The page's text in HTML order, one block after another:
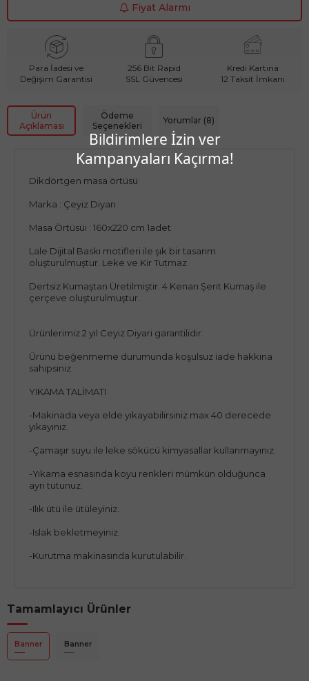
Bildirimlere İzin ver
Kampanyaları Kaçırma!
Fiyat Alarmı
Para İadesi ve
Değişim Garantisi
256 Bit Rapid
SSL Güvencesi
Kredi Kartına
12 Taksit İmkanı
Ürün
Açıklaması
Ödeme
Seçenekleri
Yorumlar (8)
Dikdörtgen masa örtüsü
Marka : Çeyiz Diyarı
Masa Örtüsüı : 160x220 cm 1adet
Lale Dijital Baskı motifleri ile şık bir tasarım
oluşturulmuştur. Leke ve Kir Tutmaz
Dertsiz Kumaştan Üretilmiştir. 4 Kenarı Şerit Kumaş ile
çerçeve oluşturulmuştur..
Ürünlerimiz 2 yıl Ceyiz Diyari garantilidir.
Ürünü beğenmeme durumunda koşulsuz iade hakkına
sahipsiniz.
YIKAMA TALİMATI
-Makinada veya elde yıkayabilirsiniz max 40 derecede
yıkayınız.
-Çamaşır suyu ile leke sökücü kimyasallar kullanmayınız.
-Yıkama esnasında koyu renkleri mümkün olduğunca
ayrı tutunuz.
-Ilık ütü ile ütüleyiniz.
-Islak bekletmeyiniz.
-Kurutma makinasında kurutulabilir.
Tamamlayıcı Ürünler
Banner Banner